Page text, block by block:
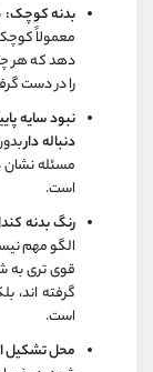
بدنه کوچک:
معمولاً
دهد که هر
را در دست
نبود سایه
دنباله دار
مسئله نشان‌
است.
رنگ بدنه
الگو مهم
قوی‌ تری به
گرفته‌ اند،
است.
محل تشکیل